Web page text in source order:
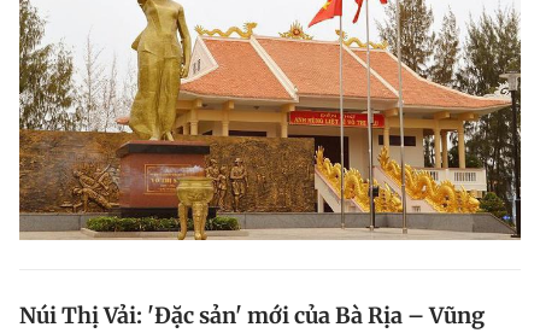
Núi Thị Vải: 'Đặc sản' mới của Bà Rịa – Vũng